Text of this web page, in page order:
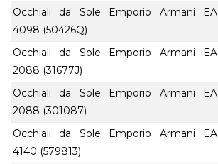
Occhiali da Sole Emporio Armani EA
4098 (50426Q)
Occhiali da Sole Emporio Armani EA
2088 (31677J)
Occhiali da Sole Emporio Armani EA
2088 (301087)
Occhiali da Sole Emporio Armani EA
4140 (579813)